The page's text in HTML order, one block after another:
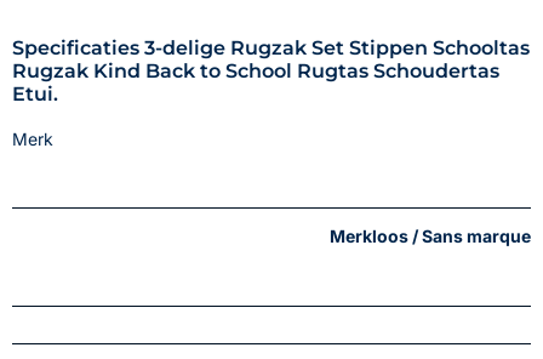
Specificaties 3-delige Rugzak Set Stippen Schooltas
Rugzak Kind Back to School Rugtas Schoudertas
Etui.
Merk
Merkloos / Sans marque